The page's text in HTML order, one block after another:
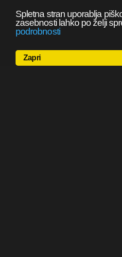
Spletna stran uporablja
zasebnosti lahko po želji
podrobnosti
Zapri